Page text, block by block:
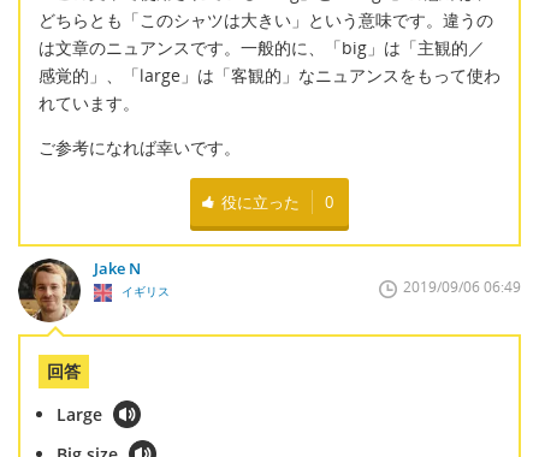
どちらとも「このシャツは大きい」という意味です。違うの
は文章のニュアンスです。一般的に、「big」は「主観的／
感覚的」、「large」は「客観的」なニュアンスをもって使わ
れています。
ご参考になれば幸いです。
役に立った 0
Jake N
イギリス 2019/09/06 06:49
回答
Large